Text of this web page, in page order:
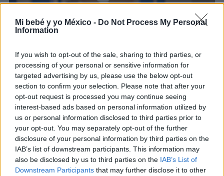
Mi bebé y yo México - Do Not Process My Personal
Information
If you wish to opt-out of the sale, sharing to third parties, or
processing of your personal or sensitive information for
targeted advertising by us, please use the below opt-out
section to confirm your selection. Please note that after your
opt-out request is processed you may continue seeing
interest-based ads based on personal information utilized by
us or personal information disclosed to third parties prior to
your opt-out. You may separately opt-out of the further
disclosure of your personal information by third parties on the
IAB’s list of downstream participants. This information may
also be disclosed by us to third parties on the IAB’s List of
Downstream Participants that may further disclose it to other
Empatía en niños: La clave para criar seres
humanos más sensibles y felices
LEER